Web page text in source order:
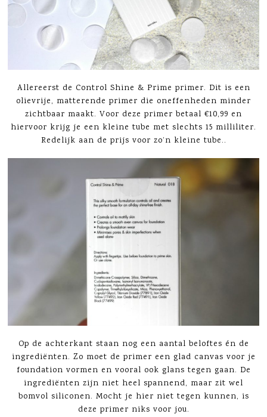
Allereerst de Control Shine & Prime primer. Dit is een
olievrije, matterende primer die oneffenheden minder
zichtbaar maakt. Voor deze primer betaal €10,99 en
hiervoor krijg je een kleine tube met slechts 15 milliliter.
Redelijk aan de prijs voor zo’n kleine tube..
Op de achterkant staan nog een aantal beloftes én de
ingrediënten. Zo moet de primer een glad canvas voor je
foundation vormen en vooral ook glans tegen gaan. De
ingrediënten zijn niet heel spannend, maar zit wel
bomvol siliconen. Mocht je hier niet tegen kunnen, is
deze primer niks voor jou.